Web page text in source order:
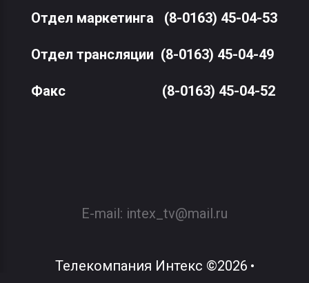
Отдел маркетинга (8-0163) 45-04-53
Отдел трансляции (8-0163) 45-04-49
Факс(8-0163) 45-04-52
E-mail: intex_tv@mail.ru
Телекомпания Интекс ©2026